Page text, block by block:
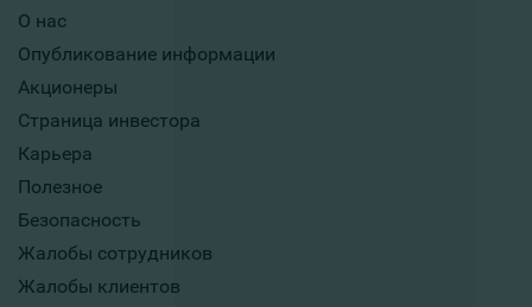
О нас
Опубликование информации
Акционеры
Страница инвестора
Карьера
Полезное
Безопасность
Жалобы сотрудников
Жалобы клиентов